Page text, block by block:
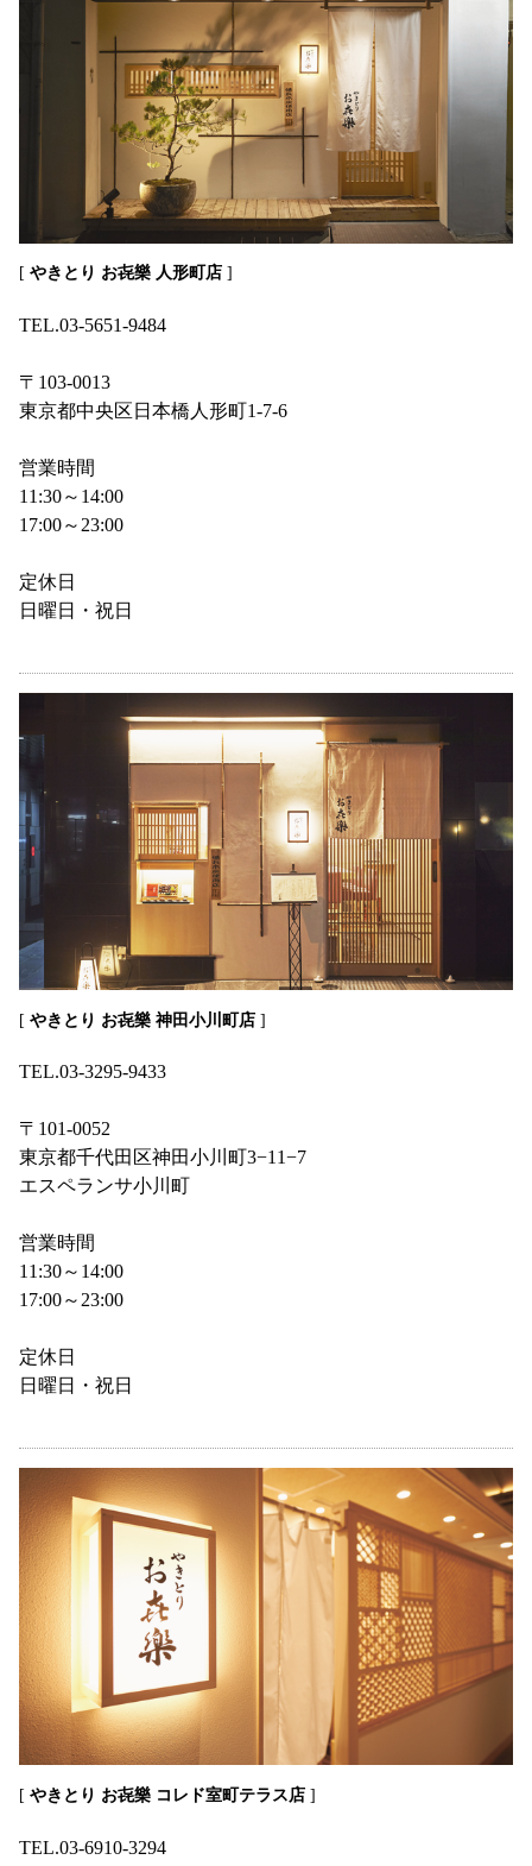
[ やきとり お㐂樂 人形町店 ]
TEL.03-5651-9484
〒103-0013
東京都中央区日本橋人形町1-7-6
営業時間
11:30～14:00
17:00～23:00
定休日
日曜日・祝日
[ やきとり お㐂樂 神田小川町店 ]
TEL.03-3295-9433
〒101-0052
東京都千代田区神田小川町3−11−7
エスペランサ小川町
営業時間
11:30～14:00
17:00～23:00
定休日
日曜日・祝日
[ やきとり お㐂樂 コレド室町テラス店 ]
TEL.03-6910-3294